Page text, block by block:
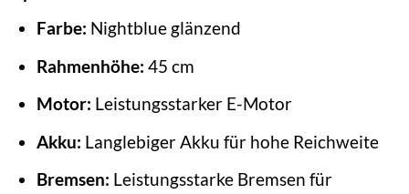
Farbe: Nightblue glänzend
Rahmenhöhe: 45 cm
Motor: Leistungsstarker E-Motor
Akku: Langlebiger Akku für hohe Reichweite
Bremsen: Leistungsstarke Bremsen für